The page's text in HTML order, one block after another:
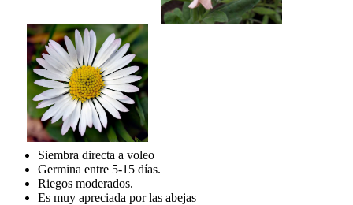
Siembra directa a voleo
Germina entre 5-15 días.
Riegos moderados.
Es muy apreciada por las abejas